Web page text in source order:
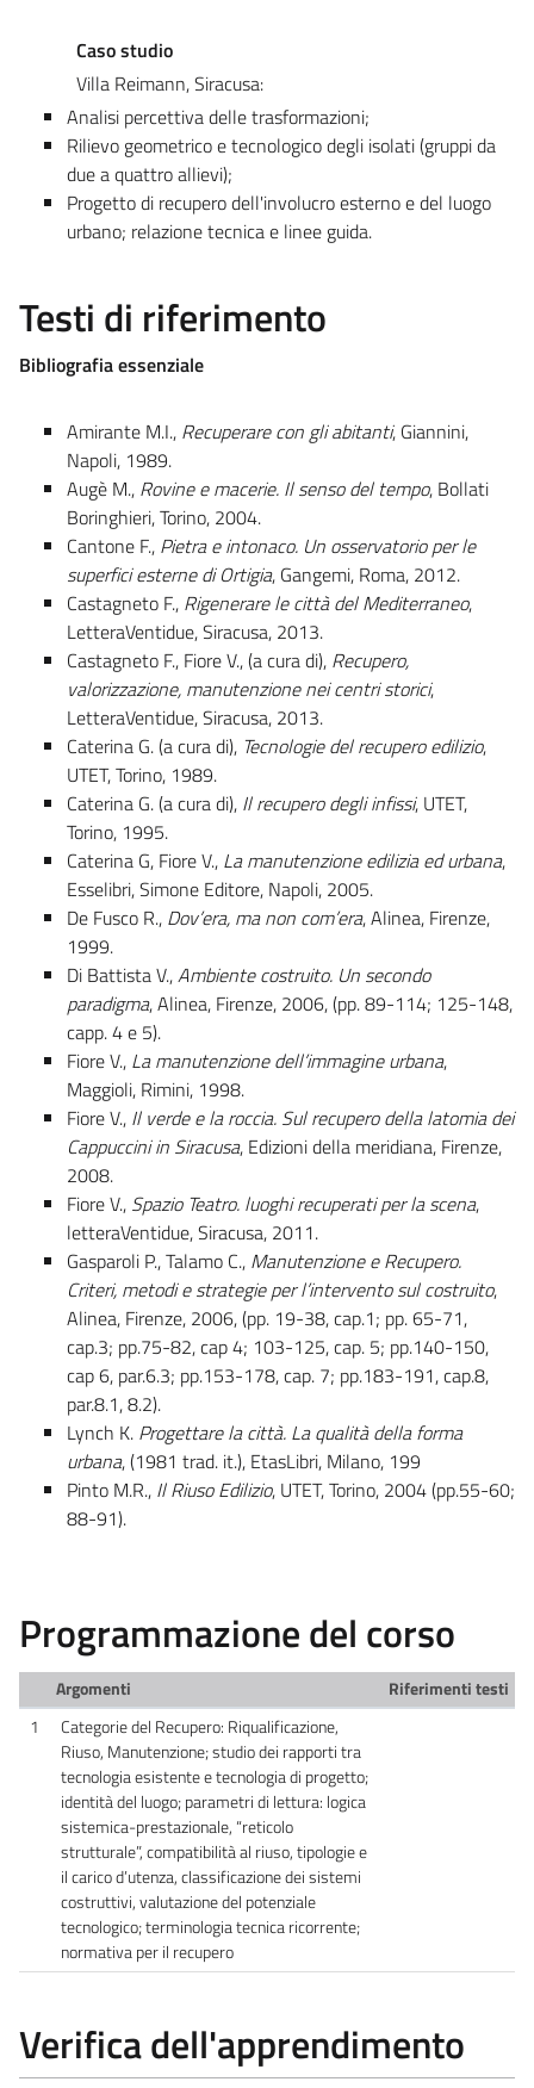
Caso studio
Villa Reimann, Siracusa:
Analisi percettiva delle trasformazioni;
Rilievo geometrico e tecnologico degli isolati (gruppi da
due a quattro allievi);
Progetto di recupero dell'involucro esterno e del luogo
urbano; relazione tecnica e linee guida.
Testi di riferimento
Bibliografia essenziale
Amirante M.I., Recuperare con gli abitanti, Giannini,
Napoli, 1989.
Augè M., Rovine e macerie. Il senso del tempo, Bollati
Boringhieri, Torino, 2004.
Cantone F., Pietra e intonaco. Un osservatorio per le
superfici esterne di Ortigia, Gangemi, Roma, 2012.
Castagneto F., Rigenerare le città del Mediterraneo,
LetteraVentidue, Siracusa, 2013.
Castagneto F., Fiore V., (a cura di), Recupero,
valorizzazione, manutenzione nei centri storici,
LetteraVentidue, Siracusa, 2013.
Caterina G. (a cura di), Tecnologie del recupero edilizio,
UTET, Torino, 1989.
Caterina G. (a cura di), Il recupero degli infissi, UTET,
Torino, 1995.
Caterina G, Fiore V., La manutenzione edilizia ed urbana,
Esselibri, Simone Editore, Napoli, 2005.
De Fusco R., Dov’era, ma non com’era, Alinea, Firenze,
1999.
Di Battista V.,Ambiente costruito. Un secondo
paradigma, Alinea, Firenze, 2006, (pp. 89-114; 125-148,
capp. 4 e 5).
Fiore V., La manutenzione dell’immagine urbana,
Maggioli, Rimini, 1998.
Fiore V., Il verde e la roccia. Sul recupero della latomia dei
Cappuccini in Siracusa, Edizioni della meridiana, Firenze,
2008.
Fiore V., Spazio Teatro. luoghi recuperati per la scena,
letteraVentidue, Siracusa, 2011.
Gasparoli P., Talamo C., Manutenzione e Recupero.
Criteri, metodi e strategie per l’intervento sul costruito,
Alinea, Firenze, 2006, (pp. 19-38, cap.1; pp. 65-71,
cap.3; pp.75-82, cap 4; 103-125, cap. 5; pp.140-150,
cap 6, par.6.3; pp.153-178, cap. 7; pp.183-191, cap.8,
par.8.1, 8.2).
Lynch K. Progettare la città. La qualità della forma
urbana, (1981 trad. it.), EtasLibri, Milano, 199
Pinto M.R., Il Riuso Edilizio, UTET, Torino, 2004 (pp.55-60;
88-91).
Programmazione del corso
Argomenti
Riferimenti testi
1
Categorie del Recupero: Riqualificazione,
Riuso, Manutenzione; studio dei rapporti tra
tecnologia esistente e tecnologia di progetto;
identità del luogo; parametri di lettura: logica
sistemica-prestazionale, “reticolo
strutturale”, compatibilità al riuso, tipologie e
il carico d’utenza, classificazione dei sistemi
costruttivi, valutazione del potenziale
tecnologico; terminologia tecnica ricorrente;
normativa per il recupero
Verifica dell'apprendimento